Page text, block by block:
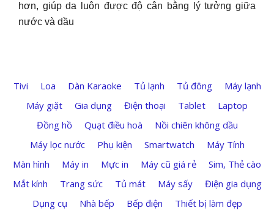
hơn, giúp da luôn được độ cân bằng lý tưởng giữa
nước và dầu
Tivi Loa Dàn Karaoke Tủ lạnh Tủ đông
Máy lạnh
Máy giặt
Gia dụng Điện thoại Tablet
Laptop
Đồng hồ
Quạt điều hoà
Nồi chiên không dầu
Máy lọc nước
Phụ kiện Smartwatch
Máy Tính
Màn hình
Máy in Mực in Máy cũ giá rẻ
Sim, Thẻ cào
Mắt kính
Trang sức Tủ mát Máy sấy
Điện gia dụng
Dụng cụ
Nhà bếp Bếp điện Thiết bị làm đẹp